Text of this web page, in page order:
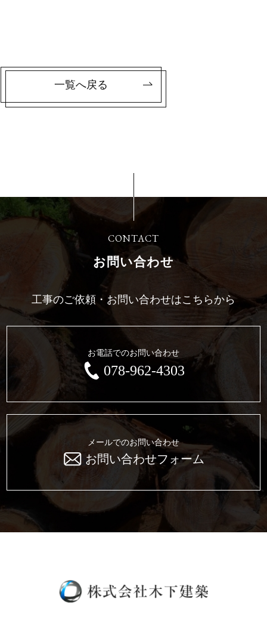
一覧へ戻る
CONTACT
お問い合わせ
工事のご依頼・お問い合わせはこちらから
お電話でのお問い合わせ
078-962-4303
メールでのお問い合わせ
お問い合わせフォーム